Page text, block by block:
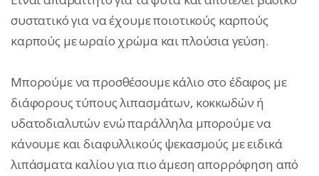
συστατικό για να έχουμε ποιοτικούς καρπούς
καρπούς με ωραίο χρώμα και πλούσια γεύση.
Μπορούμε να προσθέσουμε κάλιο στο έδαφος με
διάφορους τύπους λιπασμάτων, κοκκωδών ή
υδατοδιαλυτών ενώ παράλληλα μπορούμε να
κάνουμε και διαφυλλικούς ψεκασμούς με ειδικά
λιπάσματα καλίου για πιο άμεση απορρόφηση από